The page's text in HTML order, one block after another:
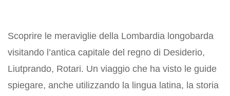
Scoprire le meraviglie della Lombardia longobarda
visitando l’antica capitale del regno di Desiderio,
Liutprando, Rotari. Un viaggio che ha visto le guide
spiegare, anche utilizzando la lingua latina, la storia